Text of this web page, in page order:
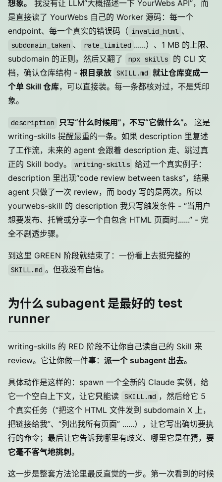
想象。
我没有让 LLM“大概描述一下 YourWebs API”，而
是直接读了 YourWebs 自己的 Worker 源码：每一个
endpoint、每一个真实的错误码（ invalid_html 、
subdomain_taken 、 rate_limited ......）、1 MB 的上限、
subdomain 的正则。然后又翻了
npx skills
的 CLI 文
档，确认仓库结构 - 根目录放 SKILL.md 就让仓库变成一
个单 Skill 仓库，可以直接装。每一条都核对过，不是凭印
象。
description 只写“什么时候用”，不写“它做什么”。
这是
writing-skills 提醒最重的一条。如果 description 里复述
了工作流，未来的 agent 会跟着 description 走、跳过真
正的 Skill body。
writing-skills 给过一个真实例子：
description 里出现“code review between tasks”，结果
agent 只做了一次 review，而 body 写的是两次。所以
yourwebs-skill 的 description 我只写触发条件 - “当用户
想要发布、托管或分享一个自包含 HTML 页面时......” - 完
全不剧透步骤。
到这里 GREEN 阶段就结束了：一份看上去挺完整的
SKILL.md 。但我没有自信。
为什么 subagent 是最好的 test
runner
writing-skills 的 RED 阶段不让你自己读自己的 Skill 来
review。它让你做一件事： 派一个 subagent 出去。
具体动作是这样的：spawn 一个全新的 Claude 实例，给
它一个空白上下文，让它只能读 SKILL.md ，然后给它 5
个真实任务（“把这个 HTML 文件发到 subdomain X 上，
把链接给我”、“列出我所有页面” ......），让它写出确切要执
行的命令；最后让它告诉我哪里有歧义、哪里它是在猜， 要
它毫不客气地挑刺 。
这一步是整套方法论里最反直觉的一步。第一次看到的时候